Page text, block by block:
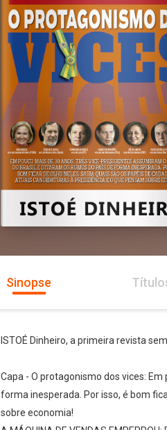
Sinopse
ISTOÉ Dinheiro, a primeira revista
Capa - O protagonismo dos vices:
forma inesperada. Por isso, é bom
sobre economia!